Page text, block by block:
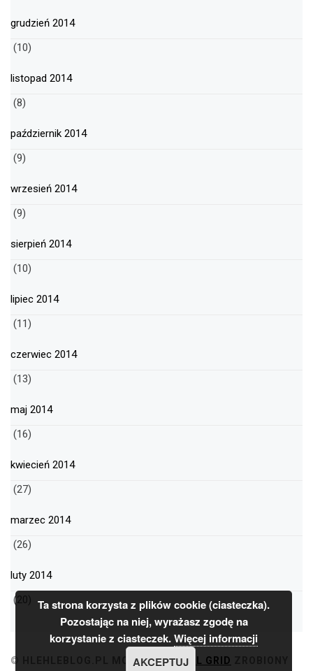
grudzień 2014
(10)
listopad 2014
(8)
październik 2014
(9)
wrzesień 2014
(9)
sierpień 2014
(10)
lipiec 2014
(11)
czerwiec 2014
(13)
maj 2014
(16)
kwiecień 2014
(27)
marzec 2014
(26)
luty 2014
(20)
© HLEHLEBLOG.PL MOTYWMINIMAL GRID
Ta strona korzysta z plików cookie (ciasteczka).
Pozostając na niej, wyrażasz zgodę na
korzystanie z ciasteczek.Więcej informacji
AKCEPTUJ